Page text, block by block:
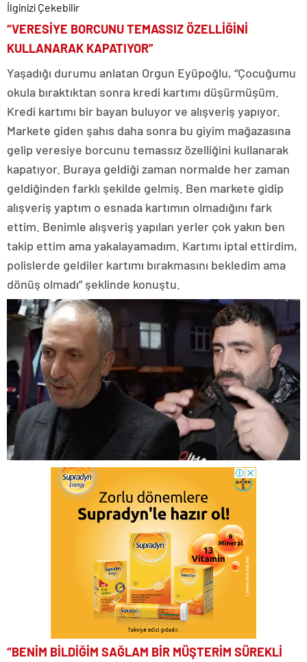
İlginizi Çekebilir
“VERESİYE BORCUNU TEMASSIZ ÖZELLİĞİNİ
KULLANARAK KAPATIYOR”
Yaşadığı durumu anlatan Orgun Eyüpoğlu, “Çocuğumu
okula bıraktıktan sonra kredi kartımı düşürmüşüm.
Kredi kartımı bir bayan buluyor ve alışveriş yapıyor.
Markete giden şahıs daha sonra bu giyim mağazasına
gelip veresiye borcunu temassız özelliğini kullanarak
kapatıyor. Buraya geldiği zaman normalde her zaman
geldiğinden farklı şekilde gelmiş. Ben markete gidip
alışveriş yaptım o esnada kartımın olmadığını fark
ettim. Benimle alışveriş yapılan yerler çok yakın ben
takip ettim ama yakalayamadım. Kartımı iptal ettirdim,
polislerde geldiler kartımı bırakmasını bekledim ama
dönüş olmadı” şeklinde konuştu.
“BENİM BİLDİĞİM SAĞLAM BİR MÜŞTERİM SÜREKLİ